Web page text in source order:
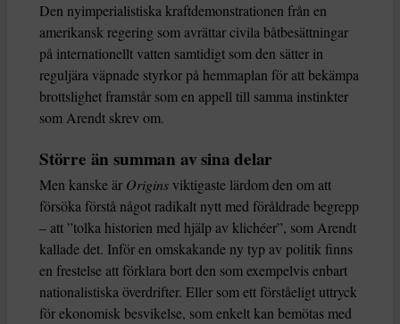
Den nyimperialistiska kraftdemonstrationen från en
amerikansk regering som avrättar civila båtbesättningar
på internationellt vatten samtidigt som den sätter in
reguljära väpnade styrkor på hemmaplan för att bekämpa
brottslighet framstår som en appell till samma instinkter
som Arendt skrev om.
Större än summan av sina delar
Men kanske är Origins viktigaste lärdom den om att
försöka förstå något radikalt nytt med föråldrade begrepp
– att ”tolka historien med hjälp av klichéer”, som Arendt
kallade det. Inför en omskakande ny typ av politik finns
en frestelse att förklara bort den som exempelvis enbart
nationalistiska överdrifter. Eller som ett förståeligt uttryck
för ekonomisk besvikelse, som enkelt kan bemötas med